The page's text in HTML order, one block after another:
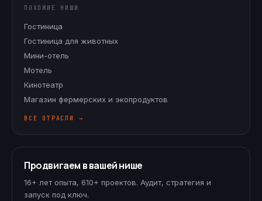
ПОХОЖИЕ НИШИ
Гостиница
Гостиница для животных
Мини-отель
Мотель
Кинотеатр
Магазин фермерских и экопродуктов
ВСЕ ОТРАСЛИ →
Продвигаем в вашей нише
16+ лет опыта, 610+ проектов. Аудит, стратегия и
запуск под ключ.